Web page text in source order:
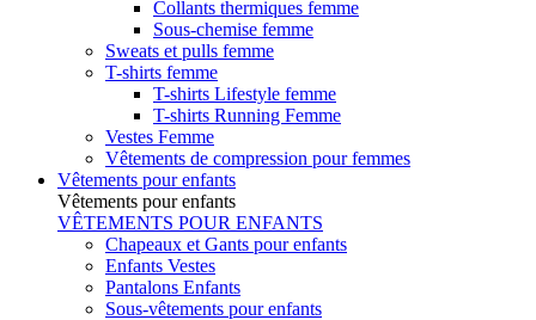
Collants thermiques femme
Sous-chemise femme
Sweats et pulls femme
T-shirts femme
T-shirts Lifestyle femme
T-shirts Running Femme
Vestes Femme
Vêtements de compression pour femmes
Vêtements pour enfants
Vêtements pour enfants
VÊTEMENTS POUR ENFANTS
Chapeaux et Gants pour enfants
Enfants Vestes
Pantalons Enfants
Sous-vêtements pour enfants